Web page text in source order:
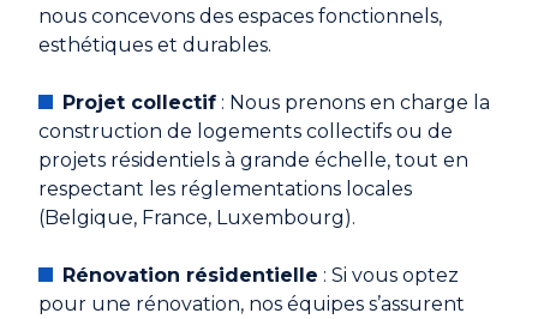
nous concevons des espaces fonctionnels,
esthétiques et durables.
Projet collectif : Nous prenons en charge la
construction de logements collectifs ou de
projets résidentiels à grande échelle, tout en
respectant les réglementations locales
(Belgique, France, Luxembourg).
Rénovation résidentielle : Si vous optez
pour une rénovation, nos équipes s’assurent